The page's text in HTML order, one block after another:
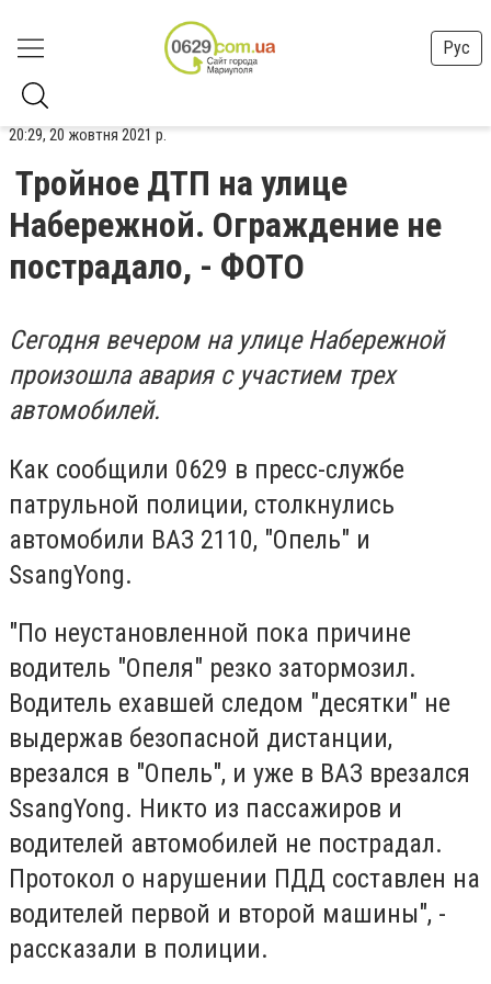
Рус
20:29, 20 жовтня 2021 р.
Тройное ДТП на улице
Набережной. Ограждение не
пострадало, - ФОТО
Сегодня вечером на улице Набережной
произошла авария с участием трех
автомобилей.
Как сообщили 0629 в пресс-службе
патрульной полиции, столкнулись
автомобили ВАЗ 2110, "Опель" и
SsangYong.
"По неустановленной пока причине
водитель "Опеля" резко затормозил.
Водитель ехавшей следом "десятки" не
выдержав безопасной дистанции,
врезался в "Опель", и уже в ВАЗ врезался
SsangYong. Никто из пассажиров и
водителей автомобилей не пострадал.
Протокол о нарушении ПДД составлен на
водителей первой и второй машины", -
рассказали в полиции.